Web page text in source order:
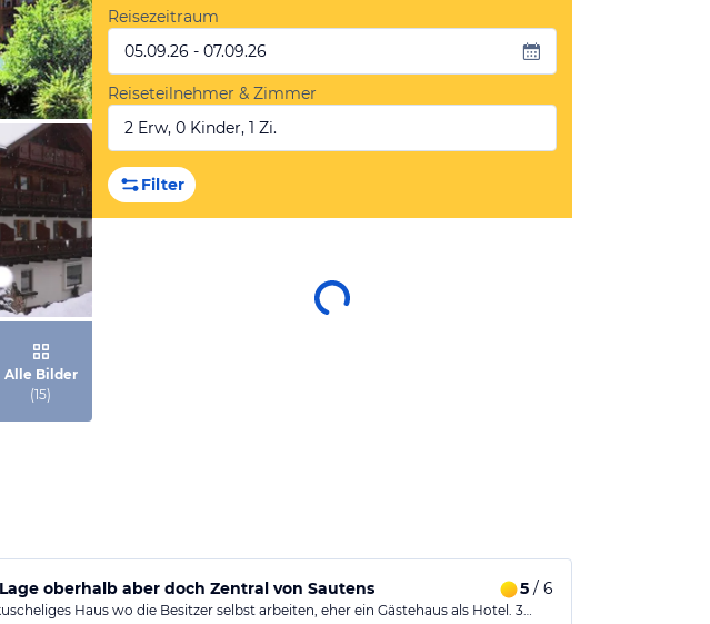
Alle Bilder
(15)
Reisezeitraum
05.09.26 - 07.09.26
Reiseteilnehmer & Zimmer
2 Erw, 0 Kinder, 1 Zi.
Filter
oberhalb aber doch Zentral von Sautens 5 / 6
Haus wo die Besitzer selbst arbeiten, eher ein Gästehaus als Hotel. 3…